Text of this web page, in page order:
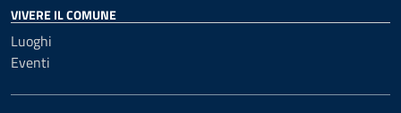
VIVERE IL COMUNE
Luoghi
Eventi